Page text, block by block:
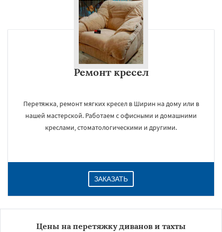
Ремонт кресел
Перетяжка, ремонт мягких кресел в Ширин на дому или в
нашей мастерской. Работаем с офисными и домашними
креслами, стоматологическими и другими.
ЗАКАЗАТЬ
Цены на перетяжку диванов и тахты